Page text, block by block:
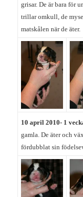
grisar. De är bara för
trillar omkull, de
matskålen när de äter.
10 april 2010- 1
gamla. De äter och
fördubblat sin